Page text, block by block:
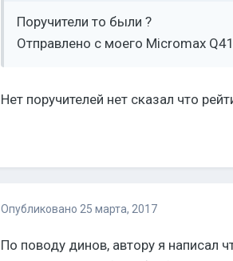
Поручители то были ?
Отправлено с моего Micromax
Нет поручителей нет сказал что
Опубликовано 25 марта, 2017
По поводу динов, автору я написал